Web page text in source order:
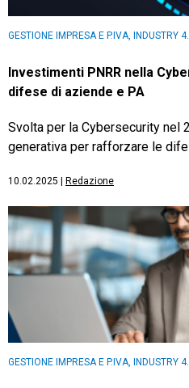
GESTIONE IMPRESA E P.IVA, INDUSTRY
Investimenti PNRR nella
difese di aziende e PA
Svolta per la Cybersecurity nel
generativa per rafforzare le
10.02.2025 Redazione
GESTIONE IMPRESA E P.IVA, INDUSTRY